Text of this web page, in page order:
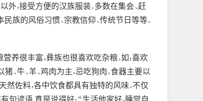
，接受方便的汉族服装。多数在集会、赶
族的风俗习惯、宗教信仰、传统节日等等。
养很丰富，彝族也很喜欢吃杂粮。如：喜欢
、牛、羊、鸡肉为主，忌吃狗肉。食器主要以
然佐料，各中饮食都具有独特的风味。不仅
句谚语 真是说得好：“生活他家好，睡觉自